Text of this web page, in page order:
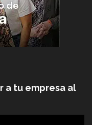
a tu empresa al